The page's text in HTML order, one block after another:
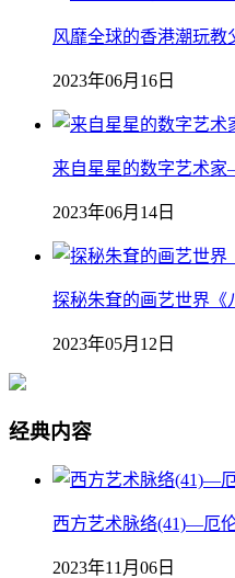
风靡全球的香港潮玩教
2023年06月16日
来自星星的数字艺术
2023年06月14日
探秘朱耷的画艺世界《
2023年05月12日
经典内容
西方艺术脉络(41)—厄
2023年11月06日